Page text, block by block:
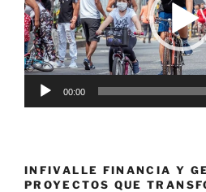
00:00
INFIVALLE FINANCIA Y
PROYECTOS QUE